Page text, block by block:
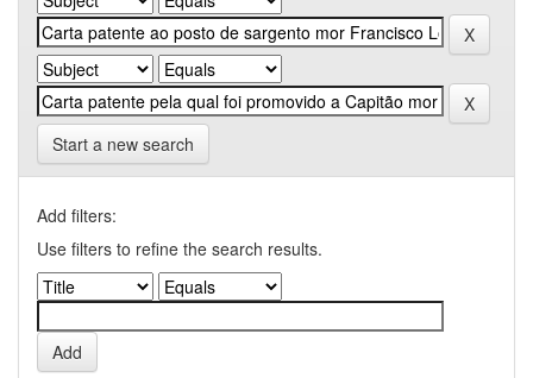
Start a new search
Add filters:
Use filters to refine the search results.